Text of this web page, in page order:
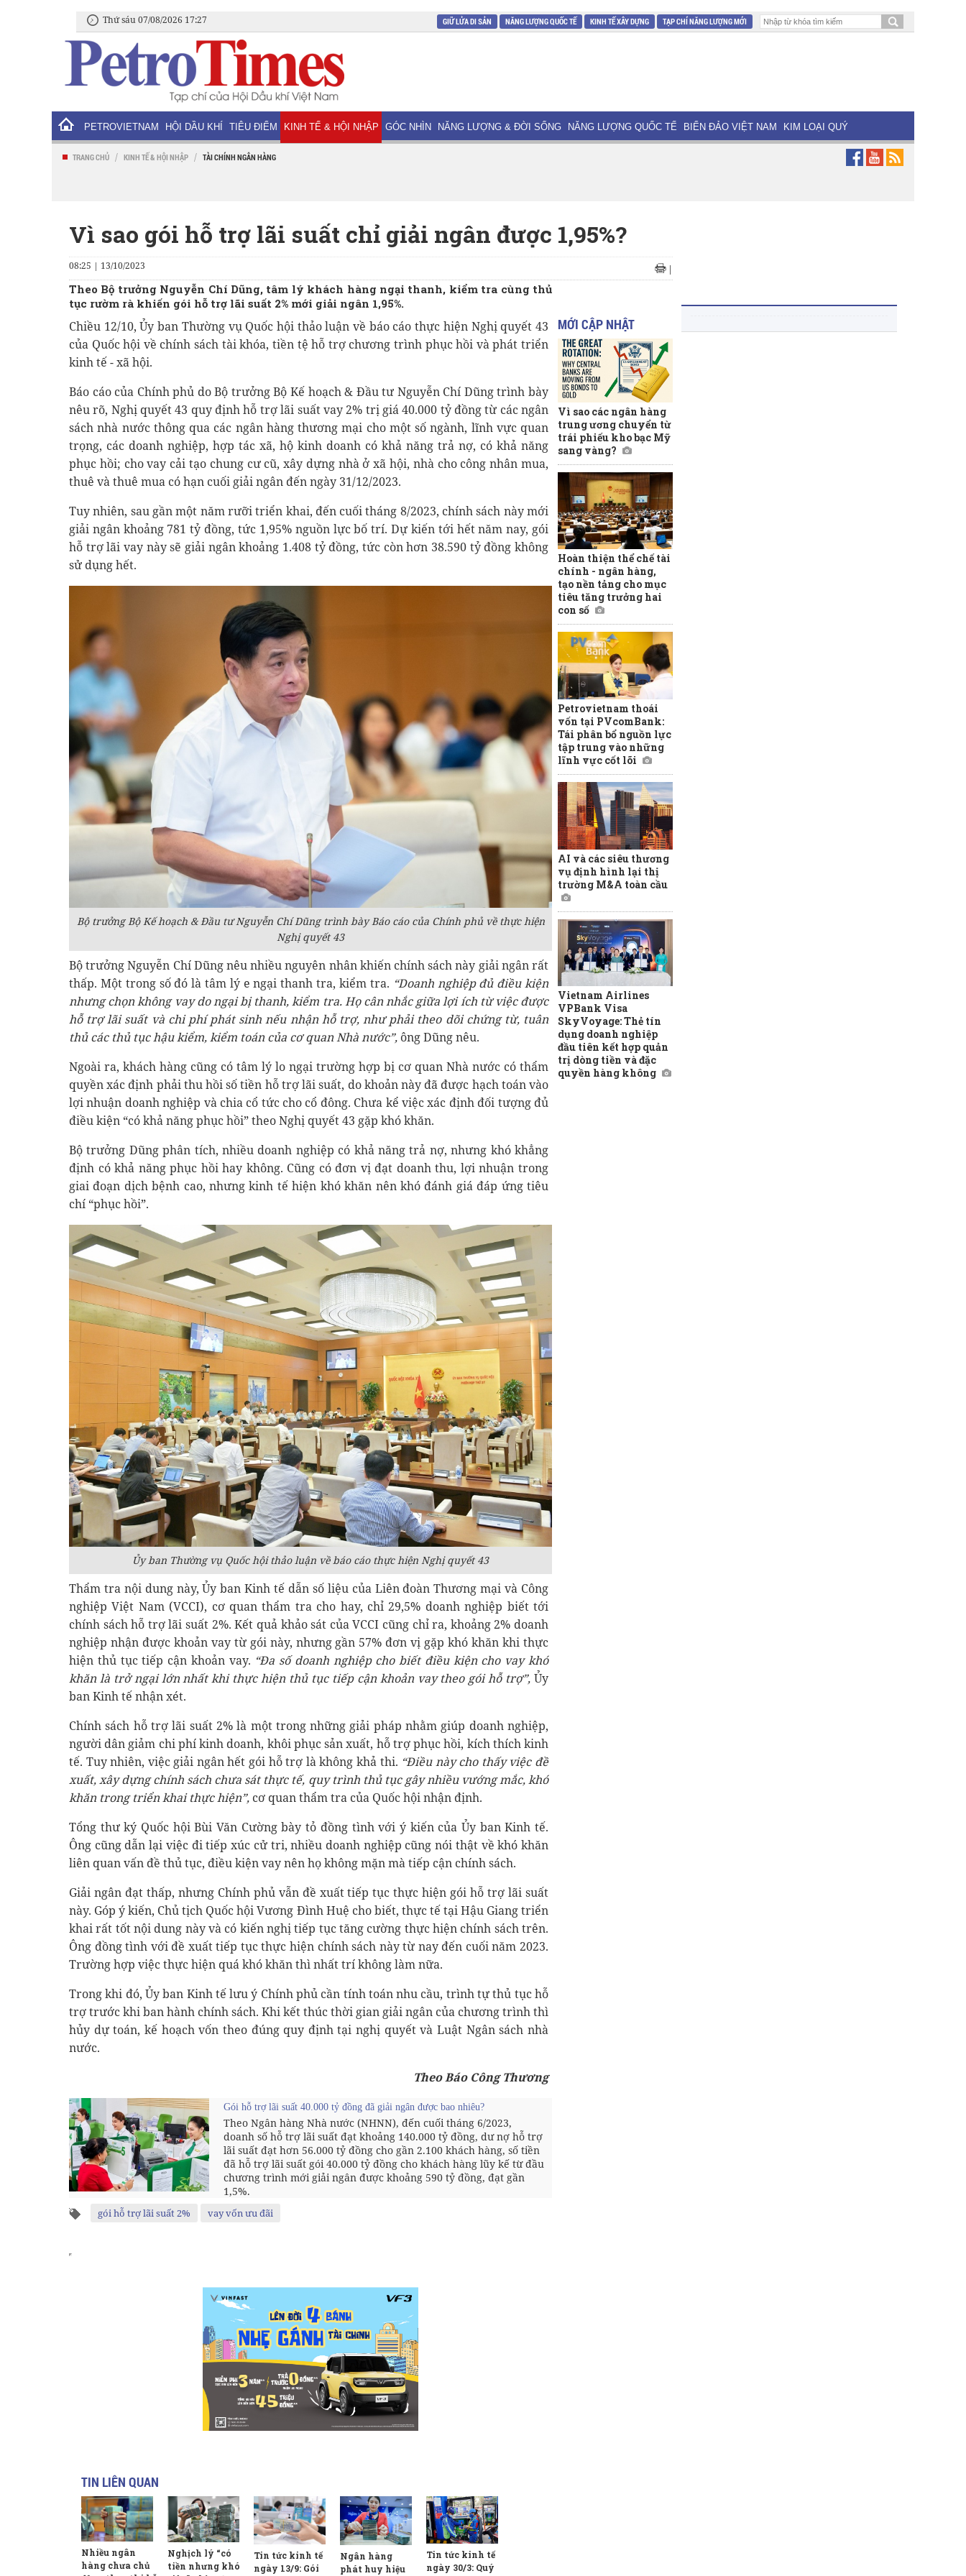
Thứ sáu 07/08/2026 17:27 GIỮ LỬA DI SẢN NĂNG LƯỢNG QUỐC TẾ KINH TẾ XÂY DỰNG TẠP CHÍ NĂNG LƯỢNG MỚI
PETROVIETNAM HỘI DẦU KHÍ TIÊU ĐIỂM KINH TẾ & HỘI NHẬP GÓC NHÌN NĂNG LƯỢNG & ĐỜI SỐNG NĂNG LƯỢNG QUỐC TẾ BIỂN ĐẢO VIỆT NAM KIM LOẠI QUÝ
TRANG CHỦ / KINH TẾ & HỘI NHẬP / TÀI CHÍNH NGÂN HÀNG
Vì sao gói hỗ trợ lãi suất chỉ giải ngân được 1,95%?
08:25 | 13/10/2023 |
Theo Bộ trưởng Nguyễn Chí Dũng, tâm lý khách hàng ngại thanh, kiểm tra cùng thủ
tục rườm rà khiến gói hỗ trợ lãi suất 2% mới giải ngân 1,95%.
Chiều 12/10, Ủy ban Thường vụ Quốc hội thảo luận về báo cáo thực hiện Nghị quyết 43
của Quốc hội về chính sách tài khóa, tiền tệ hỗ trợ chương trình phục hồi và phát triển
kinh tế - xã hội.
Báo cáo của Chính phủ do Bộ trưởng Bộ Kế hoạch & Đầu tư Nguyễn Chí Dũng trình bày
nêu rõ, Nghị quyết 43 quy định hỗ trợ lãi suất vay 2% trị giá 40.000 tỷ đồng từ các ngân
sách nhà nước thông qua các ngân hàng thương mại cho một số ngành, lĩnh vực quan
trọng, các doanh nghiệp, hợp tác xã, hộ kinh doanh có khả năng trả nợ, có khả năng
phục hồi; cho vay cải tạo chung cư cũ, xây dựng nhà ở xã hội, nhà cho công nhân mua,
thuê và thuê mua có hạn cuối giải ngân đến ngày 31/12/2023.
Tuy nhiên, sau gần một năm rưỡi triển khai, đến cuối tháng 8/2023, chính sách này mới
giải ngân khoảng 781 tỷ đồng, tức 1,95% nguồn lực bố trí. Dự kiến tới hết năm nay, gói
hỗ trợ lãi vay này sẽ giải ngân khoảng 1.408 tỷ đồng, tức còn hơn 38.590 tỷ đồng không
sử dụng hết.
Bộ trưởng Bộ Kế hoạch & Đầu tư Nguyễn Chí Dũng trình bày Báo cáo của Chính phủ về thực hiện
Nghị quyết 43
Bộ trưởng Nguyễn Chí Dũng nêu nhiều nguyên nhân khiến chính sách này giải ngân rất
thấp. Một trong số đó là tâm lý e ngại thanh tra, kiểm tra. “Doanh nghiệp đủ điều kiện
nhưng chọn không vay do ngại bị thanh, kiểm tra. Họ cân nhắc giữa lợi ích từ việc được
hỗ trợ lãi suất và chi phí phát sinh nếu nhận hỗ trợ, như phải theo dõi chứng từ, tuân
thủ các thủ tục hậu kiểm, kiểm toán của cơ quan Nhà nước”, ông Dũng nêu.
Ngoài ra, khách hàng cũng có tâm lý lo ngại trường hợp bị cơ quan Nhà nước có thẩm
quyền xác định phải thu hồi số tiền hỗ trợ lãi suất, do khoản này đã được hạch toán vào
lợi nhuận doanh nghiệp và chia cổ tức cho cổ đông. Chưa kể việc xác định đối tượng đủ
điều kiện “có khả năng phục hồi” theo Nghị quyết 43 gặp khó khăn.
Bộ trưởng Dũng phân tích, nhiều doanh nghiệp có khả năng trả nợ, nhưng khó khẳng
định có khả năng phục hồi hay không. Cũng có đơn vị đạt doanh thu, lợi nhuận trong
giai đoạn dịch bệnh cao, nhưng kinh tế hiện khó khăn nên khó đánh giá đáp ứng tiêu
chí “phục hồi”.
Ủy ban Thường vụ Quốc hội thảo luận về báo cáo thực hiện Nghị quyết 43
Thẩm tra nội dung này, Ủy ban Kinh tế dẫn số liệu của Liên đoàn Thương mại và Công
nghiệp Việt Nam (VCCI), cơ quan thẩm tra cho hay, chỉ 29,5% doanh nghiệp biết tới
chính sách hỗ trợ lãi suất 2%. Kết quả khảo sát của VCCI cũng chỉ ra, khoảng 2% doanh
nghiệp nhận được khoản vay từ gói này, nhưng gần 57% đơn vị gặp khó khăn khi thực
hiện thủ tục tiếp cận khoản vay. “Đa số doanh nghiệp cho biết điều kiện cho vay khó
khăn là trở ngại lớn nhất khi thực hiện thủ tục tiếp cận khoản vay theo gói hỗ trợ”, Ủy
ban Kinh tế nhận xét.
Chính sách hỗ trợ lãi suất 2% là một trong những giải pháp nhằm giúp doanh nghiệp,
người dân giảm chi phí kinh doanh, khôi phục sản xuất, hỗ trợ phục hồi, kích thích kinh
tế. Tuy nhiên, việc giải ngân hết gói hỗ trợ là không khả thi. “Điều này cho thấy việc đề
xuất, xây dựng chính sách chưa sát thực tế, quy trình thủ tục gây nhiều vướng mắc, khó
khăn trong triển khai thực hiện”, cơ quan thẩm tra của Quốc hội nhận định.
Tổng thư ký Quốc hội Bùi Văn Cường bày tỏ đồng tình với ý kiến của Ủy ban Kinh tế.
Ông cũng dẫn lại việc đi tiếp xúc cử tri, nhiều doanh nghiệp cũng nói thật về khó khăn
liên quan vấn đề thủ tục, điều kiện vay nên họ không mặn mà tiếp cận chính sách.
Giải ngân đạt thấp, nhưng Chính phủ vẫn đề xuất tiếp tục thực hiện gói hỗ trợ lãi suất
này. Góp ý kiến, Chủ tịch Quốc hội Vương Đình Huệ cho biết, thực tế tại Hậu Giang triển
khai rất tốt nội dung này và có kiến nghị tiếp tục tăng cường thực hiện chính sách trên.
Ông đồng tình với đề xuất tiếp tục thực hiện chính sách này từ nay đến cuối năm 2023.
Trường hợp việc thực hiện quá khó khăn thì nhất trí không làm nữa.
Trong khi đó, Ủy ban Kinh tế lưu ý Chính phủ cần tính toán nhu cầu, trình tự thủ tục hỗ
trợ trước khi ban hành chính sách. Khi kết thúc thời gian giải ngân của chương trình thì
hủy dự toán, kế hoạch vốn theo đúng quy định tại nghị quyết và Luật Ngân sách nhà
nước.
Theo Báo Công Thương
Gói hỗ trợ lãi suất 40.000 tỷ đồng đã giải ngân được bao nhiêu?
Theo Ngân hàng Nhà nước (NHNN), đến cuối tháng 6/2023,
doanh số hỗ trợ lãi suất đạt khoảng 140.000 tỷ đồng, dư nợ hỗ trợ
lãi suất đạt hơn 56.000 tỷ đồng cho gần 2.100 khách hàng, số tiền
đã hỗ trợ lãi suất gói 40.000 tỷ đồng cho khách hàng lũy kế từ đầu
chương trình mới giải ngân được khoảng 590 tỷ đồng, đạt gần
1,5%.
gói hỗ trợ lãi suất 2% vay vốn ưu đãi
TIN LIÊN QUAN
Nhiều ngân
hàng chưa chủ
Nghịch lý “có
tiền nhưng khó
Tin tức kinh tế
ngày 13/9: Gói
Ngân hàng
phát huy hiệu
Tin tức kinh tế
ngày 30/3: Quý
MỚI CẬP NHẬT
Vì sao các ngân hàng
trung ương chuyển từ
trái phiếu kho bạc Mỹ
sang vàng?
Hoàn thiện thể chế tài
chính - ngân hàng,
tạo nền tảng cho mục
tiêu tăng trưởng hai
con số
Petrovietnam thoái
vốn tại PVcomBank:
Tái phân bổ nguồn lực
tập trung vào những
lĩnh vực cốt lõi
AI và các siêu thương
vụ định hình lại thị
trường M&A toàn cầu
Vietnam Airlines
VPBank Visa
SkyVoyage: Thẻ tín
dụng doanh nghiệp
đầu tiên kết hợp quản
trị dòng tiền và đặc
quyền hàng không